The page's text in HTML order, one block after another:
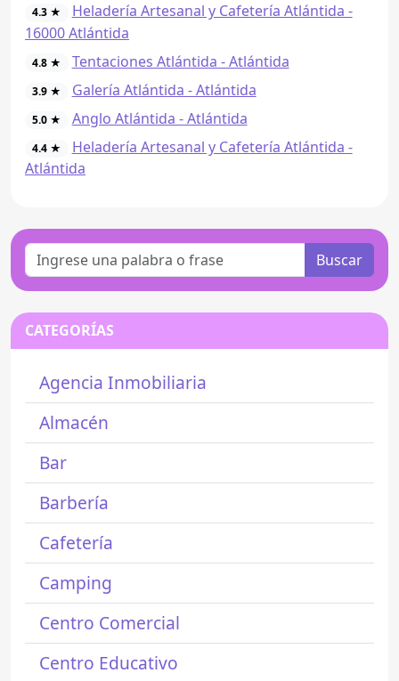
4.3 ★
Heladería Artesanal y Cafetería Atlántida -
16000 Atlántida
4.8 ★ Tentaciones Atlántida - Atlántida
3.9 ★ Galería Atlántida - Atlántida
5.0 ★ Anglo Atlántida - Atlántida
4.4 ★
Heladería Artesanal y Cafetería Atlántida -
Atlántida
Buscar
CATEGORÍAS
Agencia Inmobiliaria
Almacén
Bar
Barbería
Cafetería
Camping
Centro Comercial
Centro Educativo